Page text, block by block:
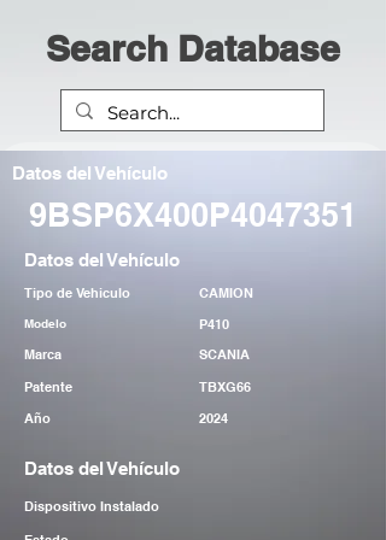
Search Database
Datos del Vehículo
9BSP6X400P4047351
Datos del Vehículo
Tipo de Vehiculo CAMION
Modelo
P410
Marca
SCANIA
Patente
TBXG66
Año
2024
Datos del Vehículo
Dispositivo Instalado